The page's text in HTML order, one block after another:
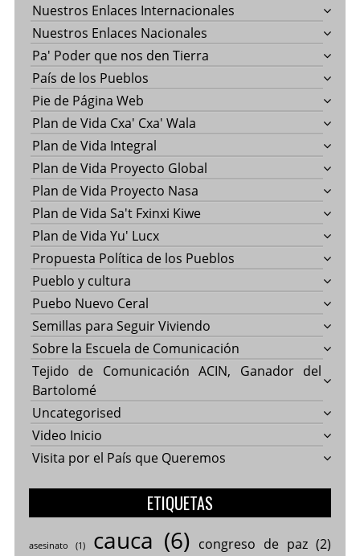
Nuestros Enlaces Internacionales
Nuestros Enlaces Nacionales
Pa' Poder que nos den Tierra
País de los Pueblos
Pie de Página Web
Plan de Vida Cxa' Cxa' Wala
Plan de Vida Integral
Plan de Vida Proyecto Global
Plan de Vida Proyecto Nasa
Plan de Vida Sa't Fxinxi Kiwe
Plan de Vida Yu' Lucx
Propuesta Política de los Pueblos
Pueblo y cultura
Puebo Nuevo Ceral
Semillas para Seguir Viviendo
Sobre la Escuela de Comunicación
Tejido de Comunicación ACIN, Ganador del
Bartolomé
Uncategorised
Video Inicio
Visita por el País que Queremos
ETIQUETAS
asesinato (1) cauca (6) congreso de paz(2)